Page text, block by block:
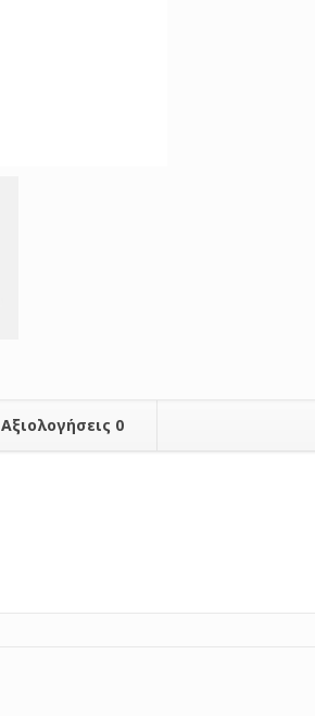
Αξιολογήσεις 0